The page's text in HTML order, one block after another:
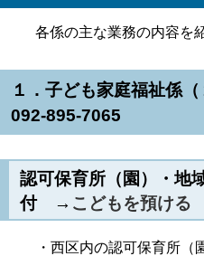
各係の主な業務の内容を
１．子ども家庭福祉係
092-895-7065
認可保育所（園）・地
付 → こどもを預ける
・西区内の認可保育所（